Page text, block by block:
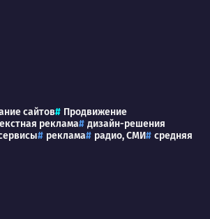
сайтов
Продвижение
реклама
дизайн-решения
реклама радио, СМИ средняя